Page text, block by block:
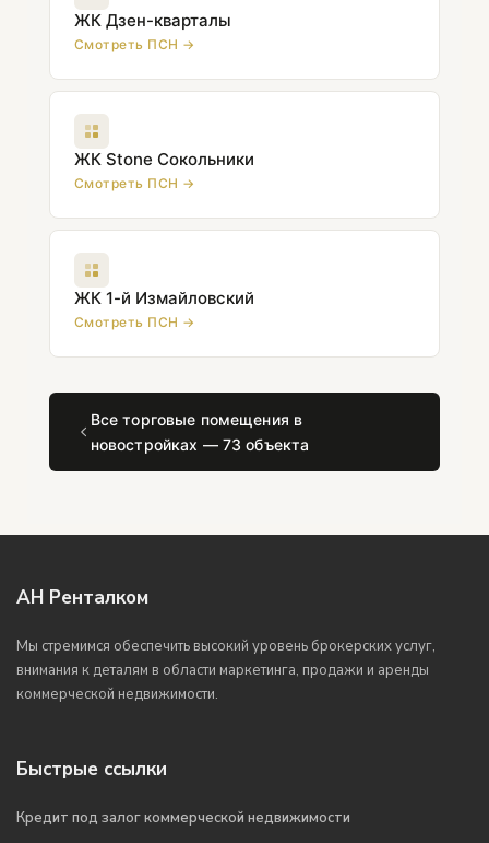
ЖК Дзен-кварталы
Смотреть ПСН →
ЖК Stone Сокольники
Смотреть ПСН →
ЖК 1-й Измайловский
Смотреть ПСН →
Все торговые помещения в
новостройках — 73 объекта
АН Ренталком
Мы стремимся обеспечить высокий уровень брокерских услуг,
внимания к деталям в области маркетинга, продажи и аренды
коммерческой недвижимости.
Быстрые ссылки
Кредит под залог коммерческой недвижимости